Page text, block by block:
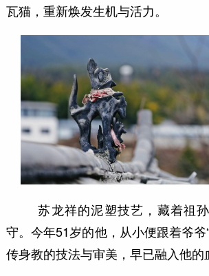
瓦猫，重新焕发生机与活力。
苏龙祥的泥塑技艺，藏着祖孙
守。今年51岁的他，从小便跟着爷爷
传身教的技法与审美，早已融入他的